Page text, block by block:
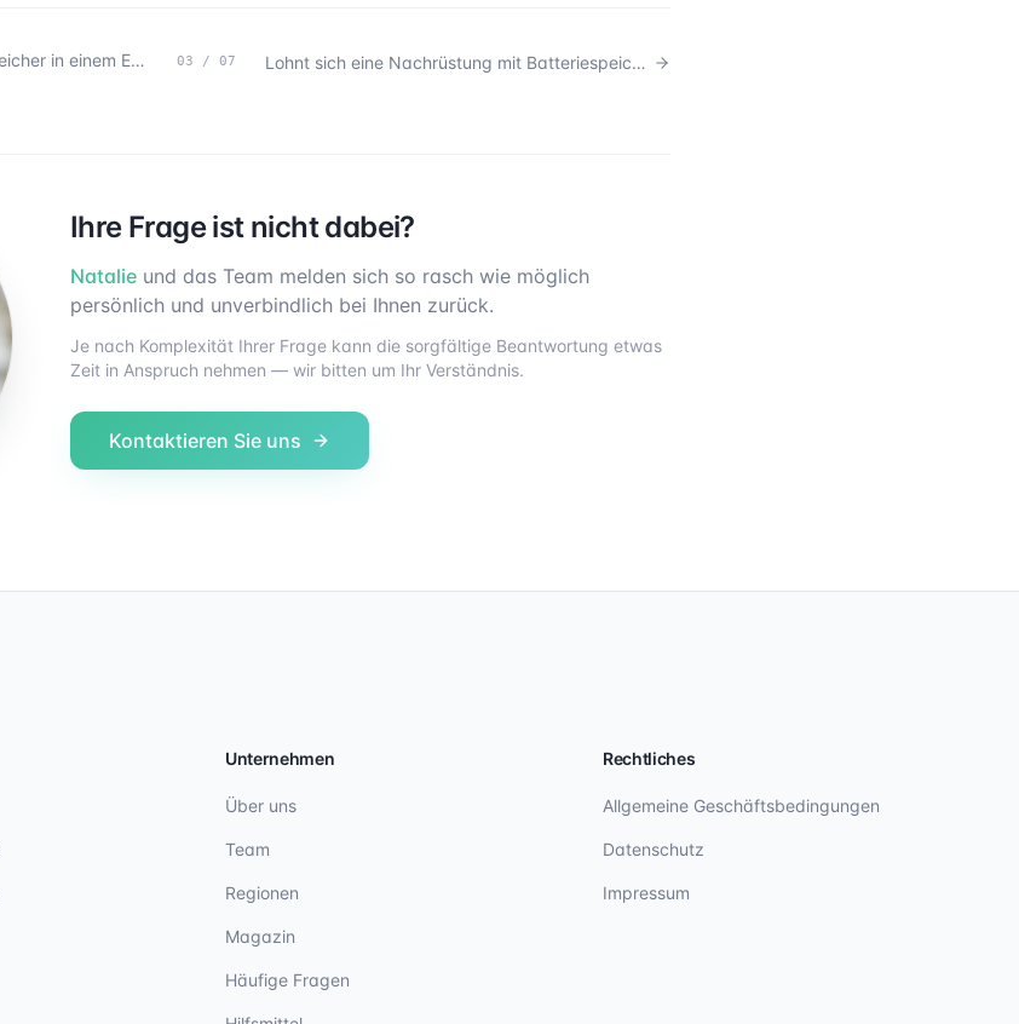
Wann lohnt sich ein Batteriespeicher in einem Einfamilienhaus? 03 / 07 Lohnt sich eine Nachrüstung mit Batteriespeicher?
Ihre Frage ist nicht dabei?
Natalie und das Team melden sich so rasch wie möglich
persönlich und unverbindlich bei Ihnen zurück.
Je nach Komplexität Ihrer Frage kann die sorgfältige Beantwortung etwas
Zeit in Anspruch nehmen — wir bitten um Ihr Verständnis.
Kontaktieren Sie uns
Unternehmen
Über uns
Team
Regionen
Magazin
Häufige Fragen
Rechtliches
Allgemeine Geschäftsbedingungen
Datenschutz
Impressum